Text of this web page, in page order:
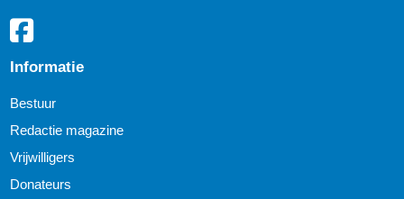
Informatie
Bestuur
Redactie magazine
Vrijwilligers
Donateurs